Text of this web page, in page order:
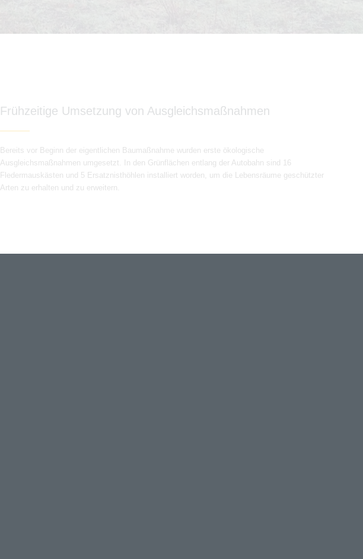
Frühzeitige Umsetzung von Ausgleichsmaßnahmen
Bereits vor Beginn der eigentlichen Baumaßnahme wurden erste ökologische
Ausgleichsmaßnahmen umgesetzt. In den Grünflächen entlang der Autobahn sind 16
Fledermauskästen und 5 Ersatznisthöhlen installiert worden, um die Lebensräume geschützter
Arten zu erhalten und zu erweitern.